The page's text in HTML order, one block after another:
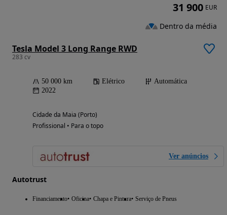
Tesla Model 3 Long Range RWD
283 cv
50 000 km Elétrico
Automática
2022
Cidade da Maia (Porto)
Profissional • Para o topo
Ver anúncios
Autotrust
Financiamento Oficina Chapa e Pintura Serviço de Pneus
31 900 EUR
Dentro da média